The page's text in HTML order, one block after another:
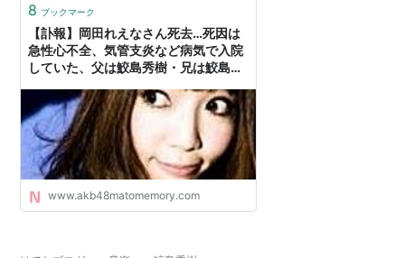
8 ブックマーク
【訃報】岡田れえなさん死去…死因は
急性心不全、気管支炎など病気で入院
していた、父は鮫島秀樹・兄は鮫島巧
2chまとめブログ
www.akb48matomemory.com